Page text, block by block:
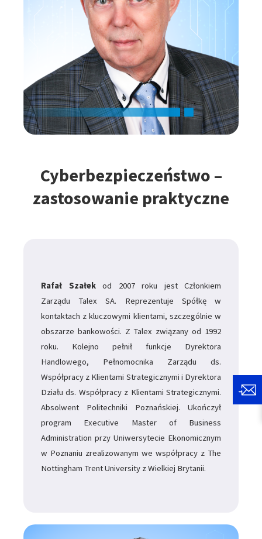
Cyberbezpieczeństwo –
zastosowanie praktyczne
Rafał Szałekod 2007 roku jest Członkiem
Zarządu Talex SA. Reprezentuje Spółkę w
kontaktach z kluczowymi klientami, szczególnie w
obszarze bankowości. Z Talex związany od 1992
roku. Kolejno pełnił funkcje Dyrektora
Handlowego, Pełnomocnika Zarządu ds.
Współpracy z Klientami Strategicznymi i Dyrektora
Działu ds. Współpracy z Klientami Strategicznymi.
Absolwent Politechniki Poznańskiej. Ukończył
program Executive Master of Business
Administration przy Uniwersytecie Ekonomicznym
w Poznaniu zrealizowanym we współpracy z The
Nottingham Trent University z Wielkiej Brytanii.